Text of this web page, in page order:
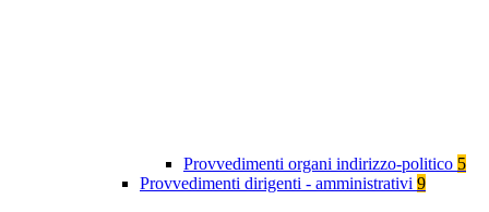
Provvedimenti organi indirizzo-politico 5
Provvedimenti dirigenti - amministrativi 9